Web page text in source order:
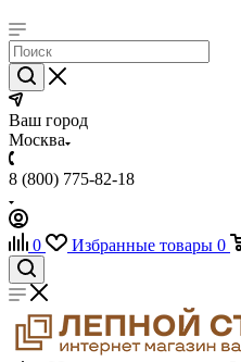
Ваш город
Москва
8 (800) 775-82-18
0 Избранные товары 0